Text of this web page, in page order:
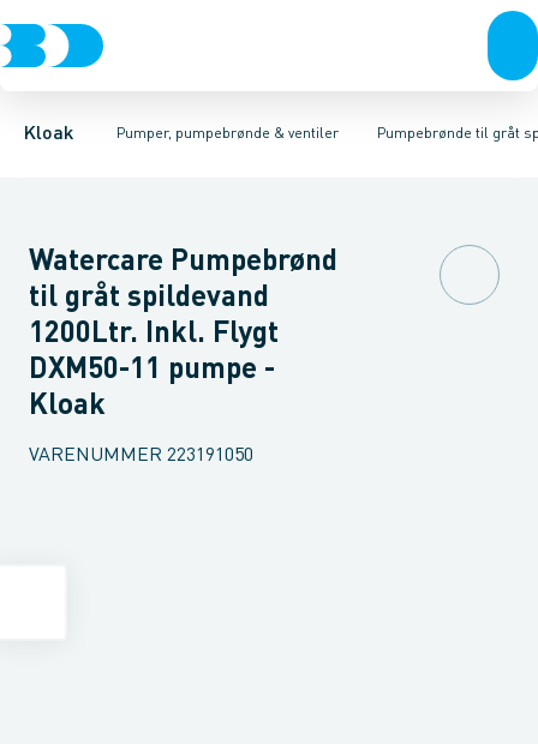
Kloak Pumper, pumpebrønde & ventiler
Rør & fittingsBrøndeBrøndgodsLinjeafvandingTanke,
Pumpebrønde til gråt
Pumpebrønde til gråt spildevandPumpebrønde til sort
Ø400 mm Ø425 mmØ600 mmØ800/1000 mm
Watercare Pumpebrønd
til gråt spildevand
1200Ltr. Inkl. Flygt
DXM50-11 pumpe -
Kloak
VARENUMMER 223191050